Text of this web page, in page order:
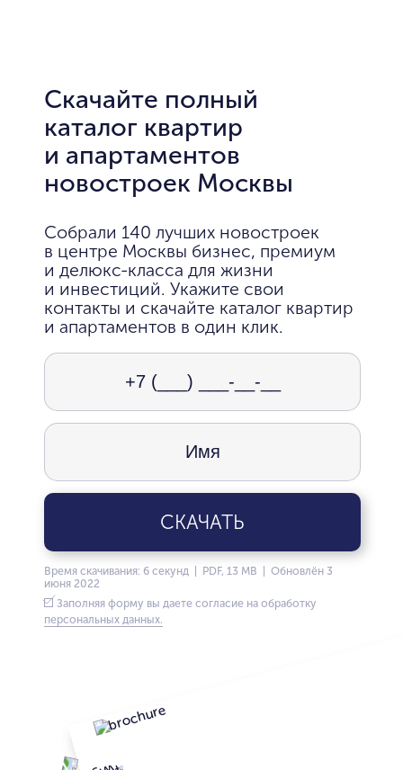
Скачайте полный
каталог квартир
и апартаментов
новостроек Москвы
Собрали 140 лучших новостроек
в центре Москвы бизнес, премиум
и делюкс-класса для жизни
и инвестиций. Укажите свои
контакты и скачайте каталог квартир
и апартаментов в один клик.
СКАЧАТЬ
Время скачивания: 6 секунд | PDF, 13 MB | Обновлён 3
июня 2022
Заполняя форму вы даете согласие на обработку
персональных данных.